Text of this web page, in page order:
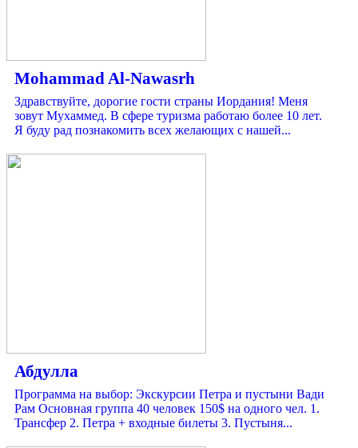
Mohammad Al-Nawasrh
Здравствуйте, дорогие гости страны Иордания! Меня
зовут Мухаммед. В сфере туризма работаю более 10 лет.
Я буду рад познакомить всех желающих с нашей...
Абдулла
Программа на выбор: Экскурсии Петра и пустыни Вади
Рам Основная группа 40 человек 150$ на одного чел. 1.
Трансфер 2. Петра + входные билеты 3. Пустыня...